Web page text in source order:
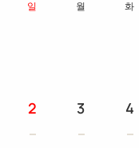
일 월 화
2 3 4